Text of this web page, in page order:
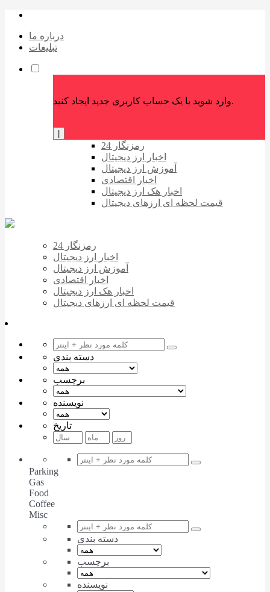
درباره ما
تبلیغات
وارد شوید یا یک حساب کاربری جدید ایجاد کنید.
رمزنگار 24
اخبار ارز دیجیتال
آموزش ارز دیجیتال
اخبار اقتصادی
اخبار هک ارز دیجیتال
قیمت لحظه ای ارزهای دیجیتال
رمزنگار 24
اخبار ارز دیجیتال
آموزش ارز دیجیتال
اخبار اقتصادی
اخبار هک ارز دیجیتال
قیمت لحظه ای ارزهای دیجیتال
دسته بندی
برچسب
نویسنده
تاریخ
Parking
Gas
Food
Coffee
Misc
دسته بندی
برچسب
نویسنده